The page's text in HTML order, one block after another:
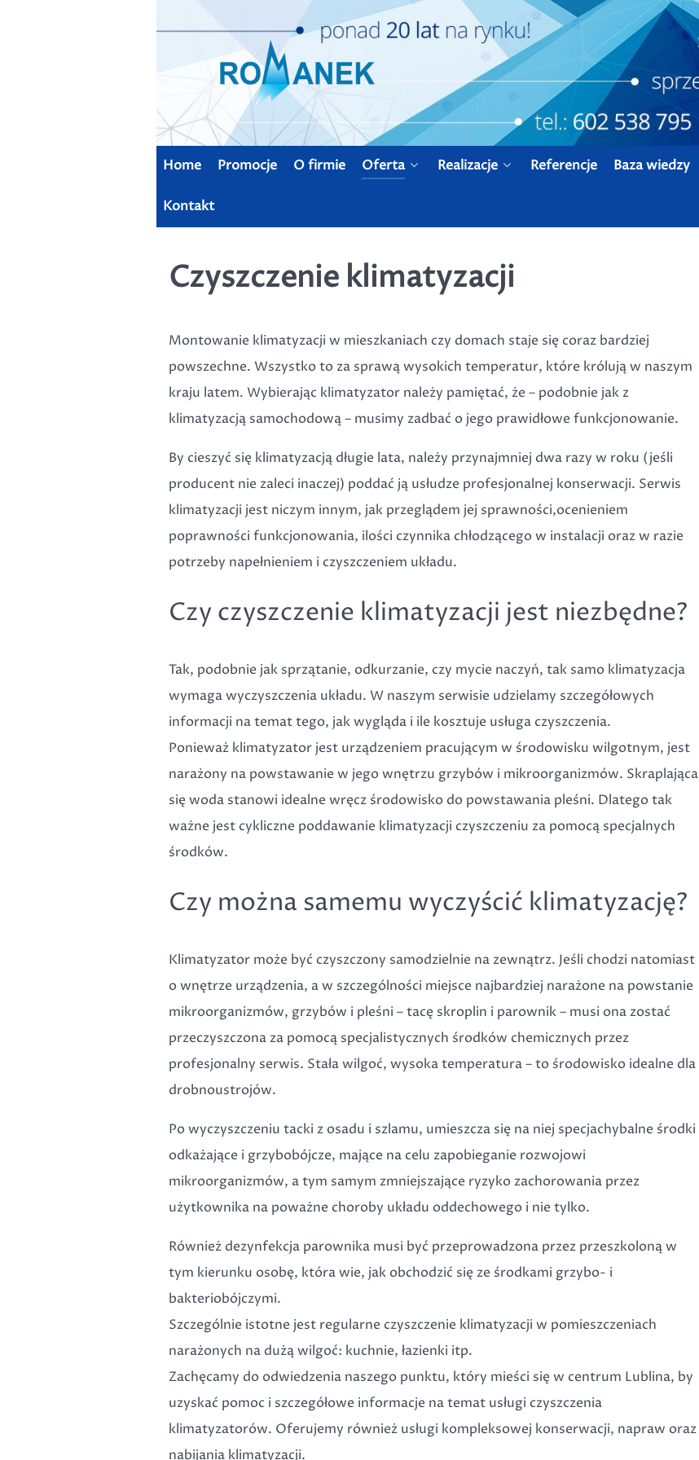
Home Promocje O firmie Oferta Realizacje Referencje Baza wiedzy
Kontakt
Czyszczenie klimatyzacji
Montowanie klimatyzacji w mieszkaniach czy domach staje się coraz bardziej
powszechne. Wszystko to za sprawą wysokich temperatur, które królują w naszym
kraju latem. Wybierając klimatyzator należy pamiętać, że – podobnie jak z
klimatyzacją samochodową – musimy zadbać o jego prawidłowe funkcjonowanie.
By cieszyć się klimatyzacją długie lata, należy przynajmniej dwa razy w roku (jeśli
producent nie zaleci inaczej) poddać ją usłudze profesjonalnej konserwacji. Serwis
klimatyzacji jest niczym innym, jak przeglądem jej sprawności,ocenieniem
poprawności funkcjonowania, ilości czynnika chłodzącego w instalacji oraz w razie
potrzeby napełnieniem i czyszczeniem układu.
Czy czyszczenie klimatyzacji jest niezbędne?
Tak, podobnie jak sprzątanie, odkurzanie, czy mycie naczyń, tak samo klimatyzacja
wymaga wyczyszczenia układu. W naszym serwisie udzielamy szczegółowych
informacji na temat tego, jak wygląda i ile kosztuje usługa czyszczenia.
Ponieważ klimatyzator jest urządzeniem pracującym w środowisku wilgotnym, jest
narażony na powstawanie w jego wnętrzu grzybów i mikroorganizmów. Skraplająca
się woda stanowi idealne wręcz środowisko do powstawania pleśni. Dlatego tak
ważne jest cykliczne poddawanie klimatyzacji czyszczeniu za pomocą specjalnych
środków.
Czy można samemu wyczyścić klimatyzację?
Klimatyzator może być czyszczony samodzielnie na zewnątrz. Jeśli chodzi natomiast
o wnętrze urządzenia, a w szczególności miejsce najbardziej narażone na powstanie
mikroorganizmów, grzybów i pleśni – tacę skroplin i parownik – musi ona zostać
przeczyszczona za pomocą specjalistycznych środków chemicznych przez
profesjonalny serwis. Stała wilgoć, wysoka temperatura – to środowisko idealne dla
drobnoustrojów.
Po wyczyszczeniu tacki z osadu i szlamu, umieszcza się na niej specjachybalne środki
odkażające i grzybobójcze, mające na celu zapobieganie rozwojowi
mikroorganizmów, a tym samym zmniejszające ryzyko zachorowania przez
użytkownika na poważne choroby układu oddechowego i nie tylko.
Również dezynfekcja parownika musi być przeprowadzona przez przeszkoloną w
tym kierunku osobę, która wie, jak obchodzić się ze środkami grzybo- i
bakteriobójczymi.
Szczególnie istotne jest regularne czyszczenie klimatyzacji w pomieszczeniach
narażonych na dużą wilgoć: kuchnie, łazienki itp.
Zachęcamy do odwiedzenia naszego punktu, który mieści się w centrum Lublina, by
uzyskać pomoc i szczegółowe informacje na temat usługi czyszczenia
klimatyzatorów. Oferujemy również usługi kompleksowej konserwacji, napraw oraz
nabijania klimatyzacji.